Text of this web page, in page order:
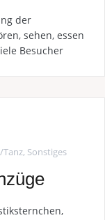
der
sehen, essen
Besucher
, Sonstiges